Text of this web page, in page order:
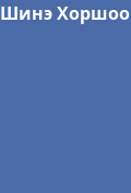
Шинэ Хоршоо